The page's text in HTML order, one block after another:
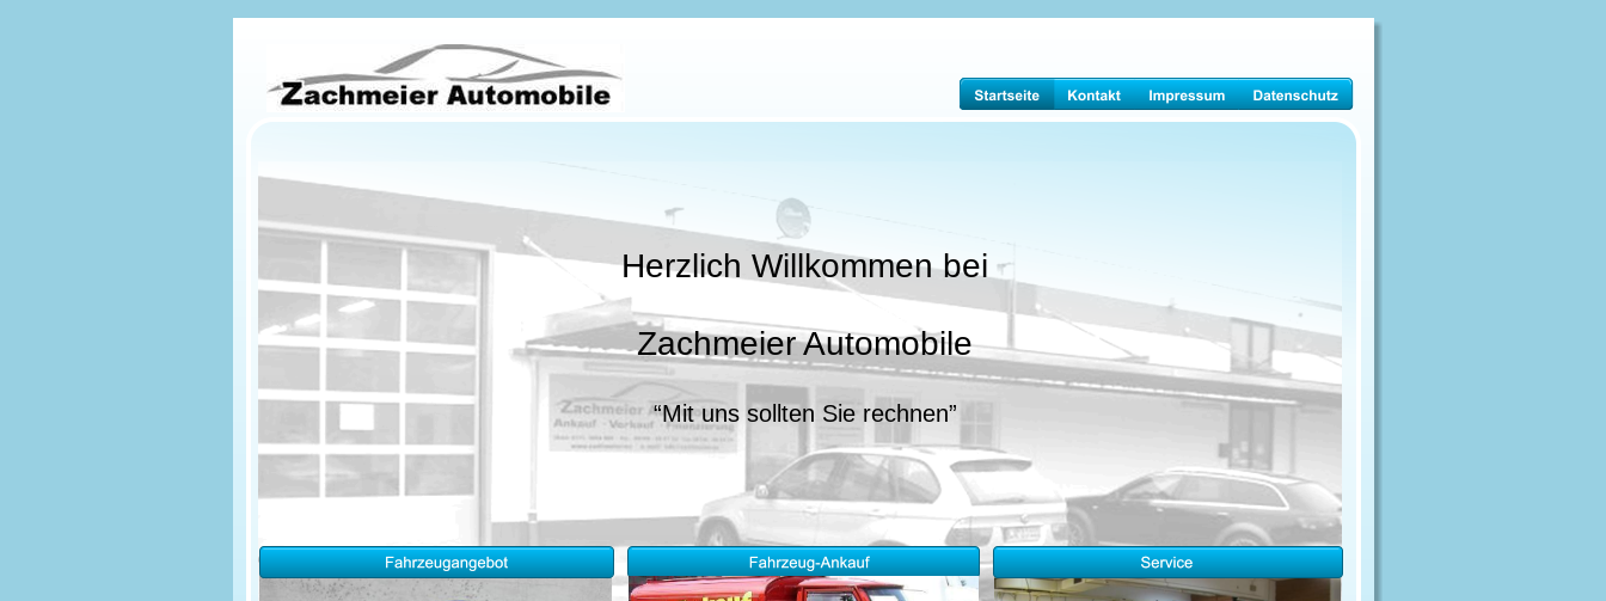
Herzlich Willkommen bei
Zachmeier Automobile
“Mit uns sollten Sie rechnen”